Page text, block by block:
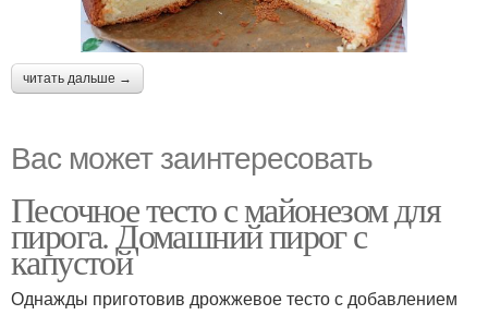
читать дальше →
Вас может заинтересовать
Песочное тесто с майонезом для
пирога. Домашний пирог с
капустой
Однажды приготовив дрожжевое тесто с добавлением